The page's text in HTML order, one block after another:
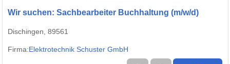
Wir suchen: Sachbearbeiter Buchhaltung (m/w/d)
Dischingen, 89561
Firma:Elektrotechnik Schuster GmbH